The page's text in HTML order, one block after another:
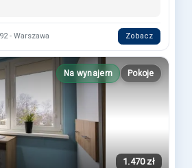
- Warszawa Zobacz
Na wynajem Pokoje
1.470 zł